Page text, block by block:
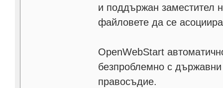
и поддържан заместител
файловете да се
OpenWebStart
безпроблемно с
правосъдие.